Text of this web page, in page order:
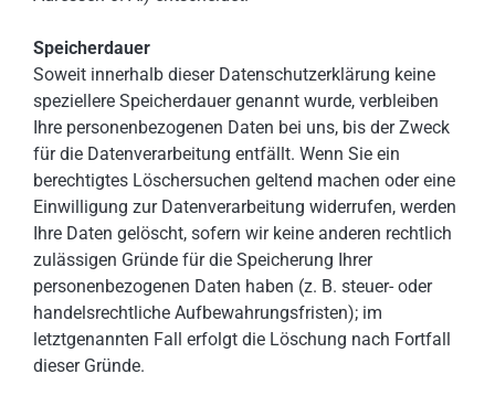
Speicherdauer
Soweit innerhalb dieser Datenschutzerklärung keine
speziellere Speicherdauer genannt wurde, verbleiben
Ihre personenbezogenen Daten bei uns, bis der Zweck
für die Datenverarbeitung entfällt. Wenn Sie ein
berechtigtes Löschersuchen geltend machen oder eine
Einwilligung zur Datenverarbeitung widerrufen, werden
Ihre Daten gelöscht, sofern wir keine anderen rechtlich
zulässigen Gründe für die Speicherung Ihrer
personenbezogenen Daten haben (z. B. steuer- oder
handelsrechtliche Aufbewahrungsfristen); im
letztgenannten Fall erfolgt die Löschung nach Fortfall
dieser Gründe.